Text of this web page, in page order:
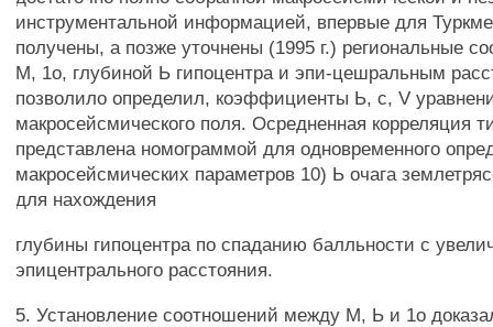
инструментальной информацией, впервые для
получены, а позже уточнены (1995 г.) региональные
М, 1о, глубиной Ь гипоцентра и эпи-цешральным
позволило определил, коэффициенты Ь, с, V
макросейсмического поля. Осредненная корреляция
представлена номограммой для одновременного
макросейсмических параметров 10) Ь очага
для нахождения
глубины гипоцентра по спаданию балльности с
эпицентрального расстояния.
5. Установление соотношений между М, Ь и 1о